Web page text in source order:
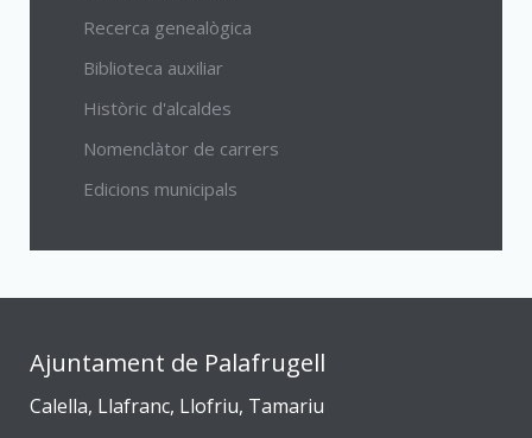
Recerca genealògica
Biblioteca auxiliar
Històric d'alcaldes
Nomenclàtor de carrers
Edicions municipals
Ajuntament de Palafrugell
Calella, Llafranc, Llofriu, Tamariu